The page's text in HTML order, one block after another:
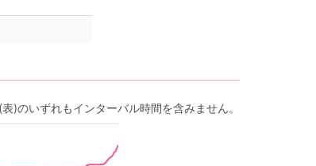
)のいずれもインターバル時間を含みません。